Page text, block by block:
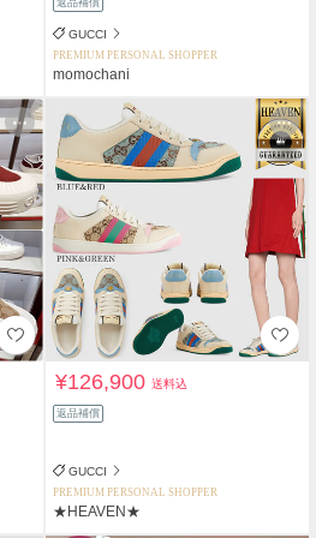
返品補償
GUCCI
PREMIUM PERSONAL SHOPPER
momochani
¥126,900送料込
返品補償
GUCCI
PREMIUM PERSONAL SHOPPER
★HEAVEN★